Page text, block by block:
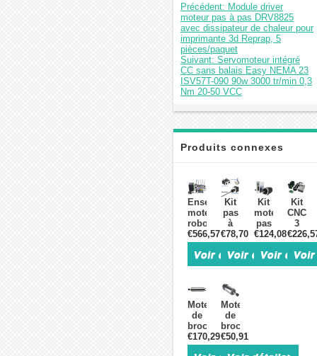
Précédent: Module driver
moteur pas à pas DRV8825
avec dissipateur de chaleur pour
imprimante 3d Reprap, 5
pièces/paquet
Suivant: Servomoteur intégré
CC sans balais Easy NEMA 23
ISV57T-090 90w 3000 tr/min 0,3
Nm 20-50 VCC
Produits connexes
Ensemble
moteur
robot
AR3
-
Moteur
pas
pas,
et
alimentation
€566,57
Kit
pas
à
pas
pour
imprimante
3D
V0.1
BOM
(14HS20-
1504S
&
14HR07-
€78,70
Kit
moteur
pas
à
pas
et
driver
€124,08
Kit
CNC
3
axes
avec
pas
Moteur
de
broche
CNC
refroidi
€170,29
Moteur
de
broche
cnc
refroidi
€50,91